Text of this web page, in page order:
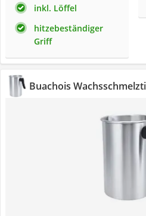
inkl. Löffel
hitzebeständiger
Griff
Buachois